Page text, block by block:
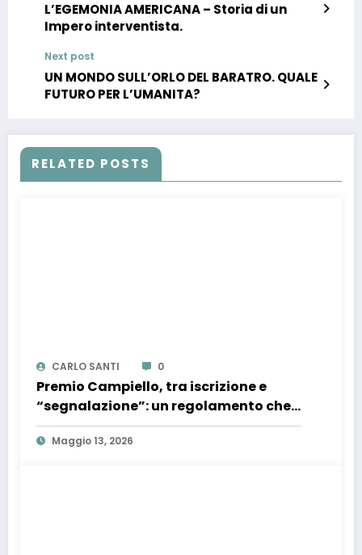
L’EGEMONIA AMERICANA – Storia di un
Impero interventista.
Next post
UN MONDO SULL’ORLO DEL BARATRO. QUALE
FUTURO PER L’UMANITA?
RELATED POSTS
CARLO SANTI 0
Premio Campiello, tra iscrizione e
“segnalazione”: un regolamento che
confonde più che chiarire
Maggio 13, 2026